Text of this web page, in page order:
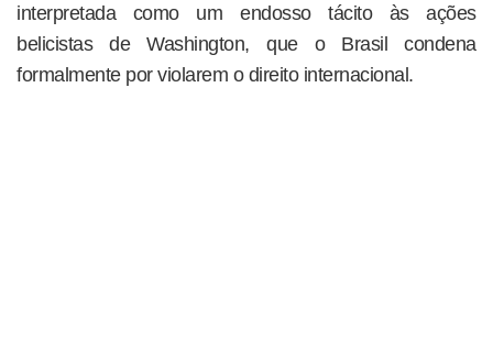
interpretada como um endosso tácito às ações
belicistas de Washington, que o Brasil condena
formalmente por violarem o direito internacional.